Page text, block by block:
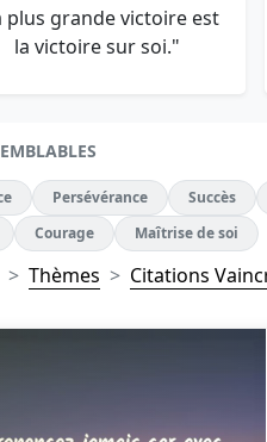
plus grande victoire est
la victoire sur soi."
Persévérance Succès
Courage Maîtrise de soi
Thèmes Citations